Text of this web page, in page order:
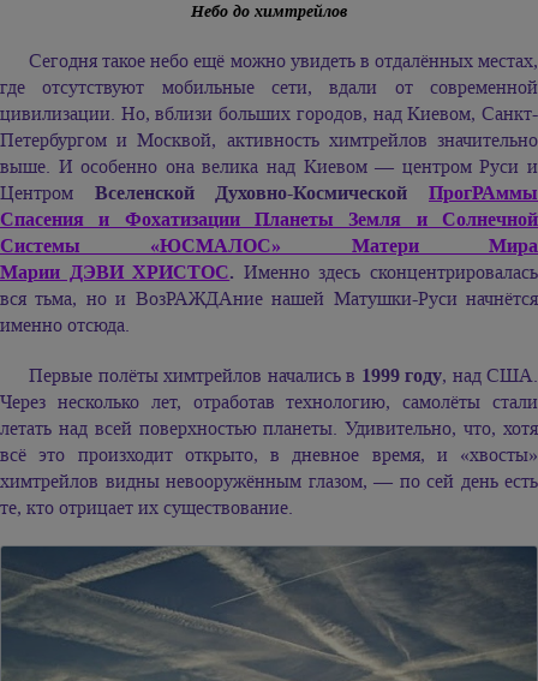
Небо до химтрейлов
Сегодня такое небо ещё можно увидеть в отдалённых местах,
где отсутствуют мобильные сети, вдали от современной
цивилизации. Но, вблизи больших городов, над Киевом, Санкт-
Петербургом и Москвой, активность химтрейлов значительно
выше. И особенно она велика над Киевом — центром Руси и
Центром Вселенской Духовно-КосмическойПрогРАммы
Спасения и Фохатизации Планеты Земля и Солнечной
Системы «ЮСМАЛОС» Матери Мира
Марии ДЭВИ ХРИСТОС. Именно здесь сконцентрировалась
вся тьма, но и ВозРАЖДАние нашей Матушки-Руси начнётся
именно отсюда.
Первые полёты химтрейлов начались в 1999 году, над США.
Через несколько лет, отработав технологию, самолёты стали
летать над всей поверхностью планеты. Удивительно, что, хотя
всё это произходит открыто, в дневное время, и «хвосты»
химтрейлов видны невооружённым глазом, — по сей день есть
те, кто отрицает их существование.